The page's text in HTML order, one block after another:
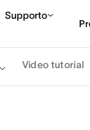
Supporto
Video tutorial